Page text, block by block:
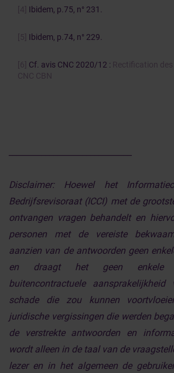
[4] Ibidem, p.75, n° 231.
[5] Ibidem, p.74, n° 229.
[6] Cf. avis CNC 2020/12 : Rectification des
CNC CBN
Disclaimer: Hoewel het
Bedrijfsrevisoraat (ICCI) met de
ontvangen vragen behandelt en
personen met de vereiste
aanzien van de antwoorden geen
en draagt het geen enkele
buitencontractuele
schade die zou kunnen
juridische vergissingen die werden
de verstrekte antwoorden en
wordt alleen in de taal van de
lezer en in het algemeen de